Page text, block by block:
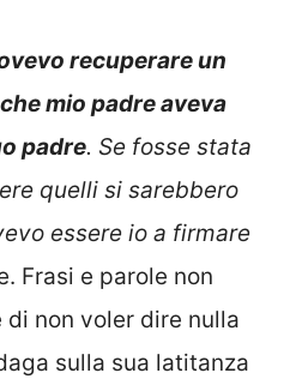
recuperare un
mio padre aveva
padre. Se fosse stata
quelli si sarebbero
essere io a firmare
Frasi e parole non
non voler dire nulla
sulla sua latitanza